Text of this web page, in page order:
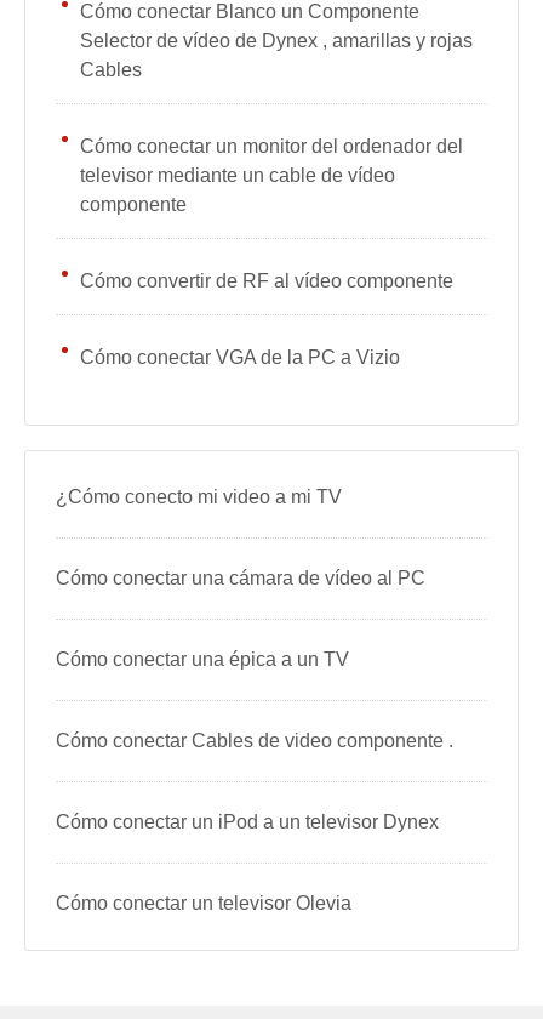
Cómo conectar Blanco un Componente
Selector de vídeo de Dynex , amarillas y rojas
Cables
Cómo conectar un monitor del ordenador del
televisor mediante un cable de vídeo
componente
Cómo convertir de RF al vídeo componente
Cómo conectar VGA de la PC a Vizio
¿Cómo conecto mi video a mi TV
Cómo conectar una cámara de vídeo al PC
Cómo conectar una épica a un TV
Cómo conectar Cables de video componente .
Cómo conectar un iPod a un televisor Dynex
Cómo conectar un televisor Olevia